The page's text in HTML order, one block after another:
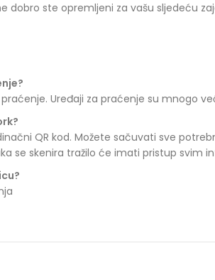
dobro ste opremljeni za vašu sljedeću
praćenje. Uređaji za praćenje su mnogo
QR kod. Možete sačuvati sve
se skenira tražilo će imati pristup